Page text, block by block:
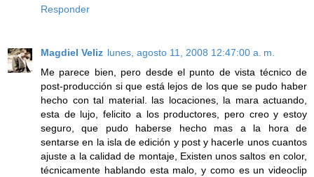
Responder
Magdiel Veliz lunes, agosto 11, 2008 12:47:00 a. m.
Me parece bien, pero desde el punto de vista técnico de
post-producción si que está lejos de los que se pudo haber
hecho con tal material. las locaciones, la mara actuando,
esta de lujo, felicito a los productores, pero creo y estoy
seguro, que pudo haberse hecho mas a la hora de
sentarse en la isla de edición y post y hacerle unos cuantos
ajuste a la calidad de montaje, Existen unos saltos en color,
técnicamente hablando esta malo, y como es un videoclip